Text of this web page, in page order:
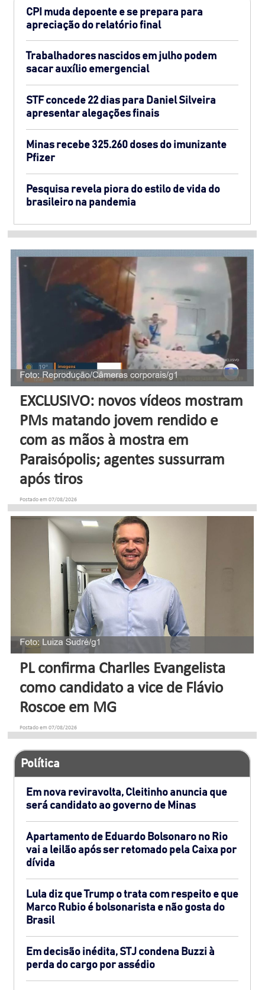
CPI muda depoente e se prepara para
apreciação do relatório final
Trabalhadores nascidos em julho podem
sacar auxílio emergencial
STF concede 22 dias para Daniel Silveira
apresentar alegações finais
Minas recebe 325.260 doses do imunizante
Pfizer
Pesquisa revela piora do estilo de vida do
brasileiro na pandemia
EXCLUSIVO: novos vídeos mostram
PMs matando jovem rendido e
com as mãos à mostra em
Paraisópolis; agentes sussurram
após tiros
Postado em 07/08/2026
PL confirma Charlles Evangelista
como candidato a vice de Flávio
Roscoe em MG
Postado em 07/08/2026
Política
Em nova reviravolta, Cleitinho anuncia que
será candidato ao governo de Minas
Apartamento de Eduardo Bolsonaro no Rio
vai a leilão após ser retomado pela Caixa por
dívida
Lula diz que Trump o trata com respeito e que
Marco Rubio é bolsonarista e não gosta do
Brasil
Em decisão inédita, STJ condena Buzzi à
perda do cargo por assédio